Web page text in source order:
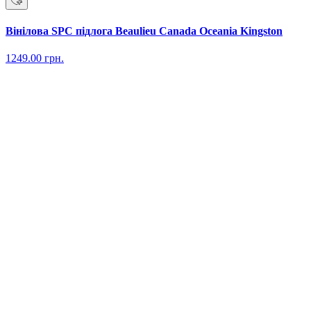
Вінілова SPC підлога Beaulieu Canada Oceania Kingston
1249.00 грн.